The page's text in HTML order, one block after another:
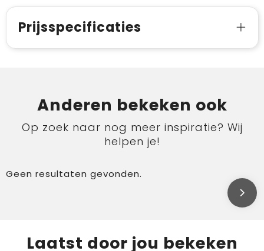
Prijsspecificaties
Anderen bekeken ook
Op zoek naar nog meer inspiratie? Wij
helpen je!
Geen resultaten gevonden.
Laatst door jou bekeken